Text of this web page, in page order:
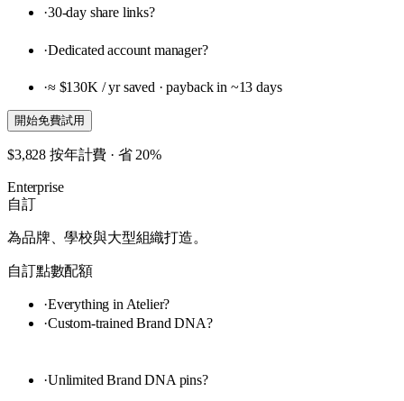
·30-day share links?
·Dedicated account manager?
·≈ $130K / yr saved · payback in ~13 days
開始免費試用
$3,828 按年計費 · 省 20%
Enterprise
自訂
為品牌、學校與大型組織打造。
自訂點數配額
·Everything in Atelier?
·Custom-trained Brand DNA?
·Unlimited Brand DNA pins?